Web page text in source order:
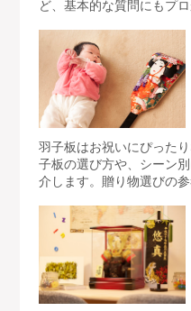
ど、基本的な質問にもプ
羽子板はお祝いにぴった
子板の選び方や、シーン
介します。贈り物選びの